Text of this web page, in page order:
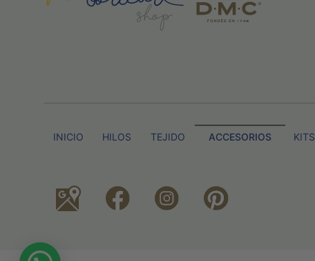
INICIO HILOS TEJIDO ACCESORIOS KITS